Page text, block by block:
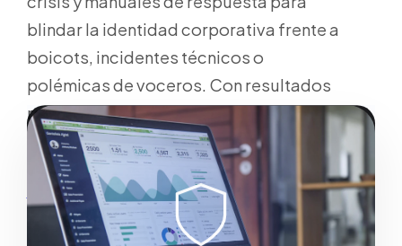
blindar la identidad corporativa frente a
boicots, incidentes técnicos o
polémicas de voceros. Con resultados
reales para el mercado de Santiago de
los Caballeros.
Comenzar ahora